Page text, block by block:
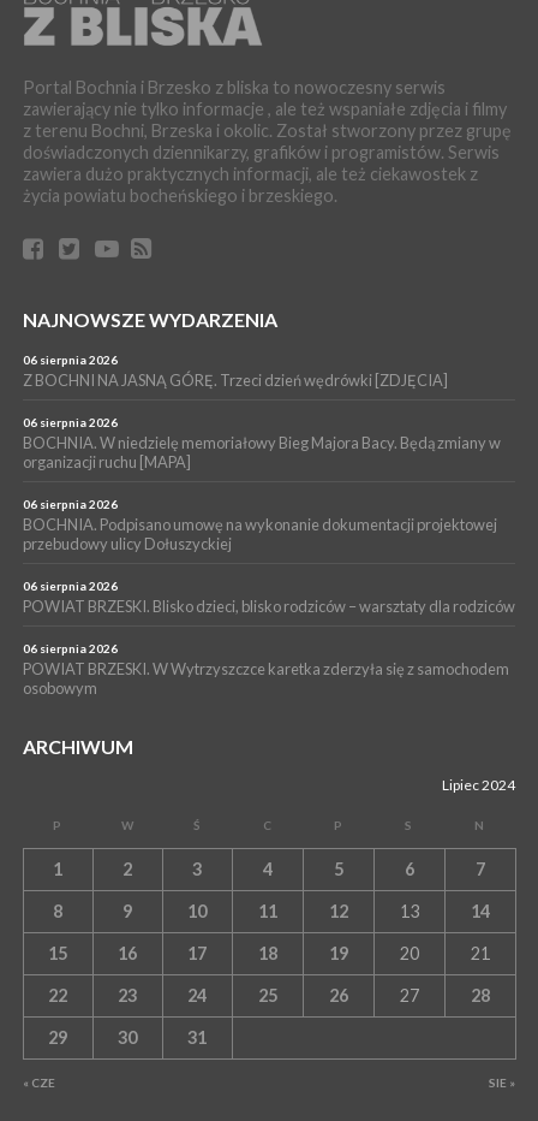
05 sierpnia 2026
BRZESKO. Dożynki zaplanowano na 15 sierpnia
04 sierpnia 2026
MASZKIENICE. Pies pogryzł 3-letnią dziewczynkę. Śmigłowiec
zabrał dziecko do szpitala w Krakowie
PIELGRZYMKA 2026
04 sierpnia 2026
Z BOCHNI NA JASNĄ GÓRĘ. Pierwszy dzień wędrówki
[ZDJĘCIA]
BRZESKO. Śledczy wyjaśniają, jak doszło do śmierci 32-letniego
WYDARZENIA
BOCHNIA. Rusza Gospelowe Lato. To będą cztery dni radosnej
muzyki [PROGRAM KONCERTÓW]
Portal Bochnia i Brzesko z bliska to nowoczesny serwis
zawierający nie tylko informacje , ale też wspaniałe zdjęcia i filmy
z terenu Bochni, Brzeska i okolic. Został stworzony przez grupę
doświadczonych dziennikarzy, grafików i programistów. Serwis
zawiera dużo praktycznych informacji, ale też ciekawostek z
życia powiatu bocheńskiego i brzeskiego.
NAJNOWSZE WYDARZENIA
06 sierpnia 2026
Z BOCHNI NA JASNĄ GÓRĘ. Trzeci dzień wędrówki [ZDJĘCIA]
06 sierpnia 2026
BOCHNIA. W niedzielę memoriałowy Bieg Majora Bacy. Będą zmiany w
organizacji ruchu [MAPA]
06 sierpnia 2026
BOCHNIA. Podpisano umowę na wykonanie dokumentacji projektowej
przebudowy ulicy Dołuszyckiej
06 sierpnia 2026
POWIAT BRZESKI. Blisko dzieci, blisko rodziców – warsztaty dla rodziców
06 sierpnia 2026
POWIAT BRZESKI. W Wytrzyszczce karetka zderzyła się z samochodem
osobowym
ARCHIWUM
Lipiec 2024
P W Ś C P S N
« CZE SIE »
1 2 3 4 5 6 7
8 9 10 11 12 13 14
15 16 17 18 19 20 21
22 23 24 25 26 27 28
29 30 31